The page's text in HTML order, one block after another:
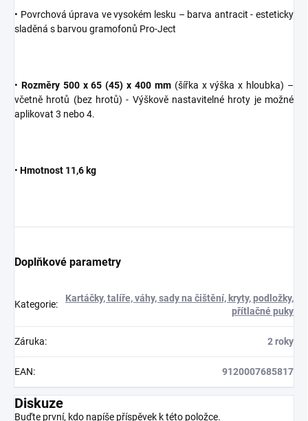
• Povrchová úprava ve vysokém lesku – barva antracit - esteticky
sladěná s barvou gramofonů Pro-Ject
• Rozměry 500 x 65 (45) x 400 mm(šířka x výška x hloubka) –
včetně hrotů (bez hrotů) - Výškově nastavitelné hroty je možné
aplikovat 3 nebo 4.
• Hmotnost 11,6 kg
Doplňkové parametry
Kategorie:
Kartáčky, talíře, váhy, sady na čištění, kryty, podložky,
přítlačné puky
Záruka: 2 roky
EAN: 9120007685817
Diskuze
Buďte první, kdo napíše příspěvek k této položce.